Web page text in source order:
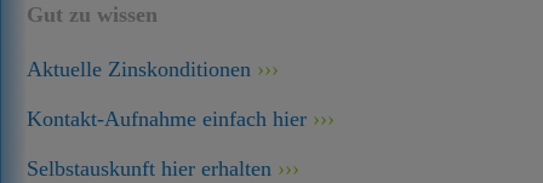
Gut zu wissen
Aktuelle Zinskonditionen
Kontakt-Aufnahme einfach hier
Selbstauskunft hier erhalten